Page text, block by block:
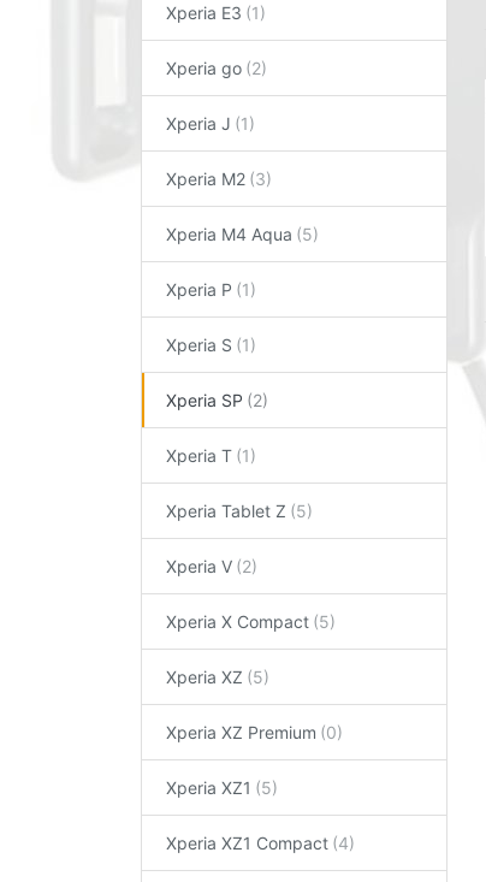
Xperia E3
Xperia go
Xperia J
Xperia M2
Xperia M4 Aqua
Xperia P
Xperia S
Xperia SP
Xperia T
Xperia Tablet Z
Xperia V
Xperia X Compact
Xperia XZ
Xperia XZ Premium
Xperia XZ1
Xperia XZ1 Compact